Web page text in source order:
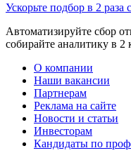
Ускорьте подбор в 2 раза
Автоматизируйте сбор
собирайте аналитику в 2
О компании
Наши вакансии
Партнерам
Реклама на сайте
Новости и статьи
Инвесторам
Кандидаты по